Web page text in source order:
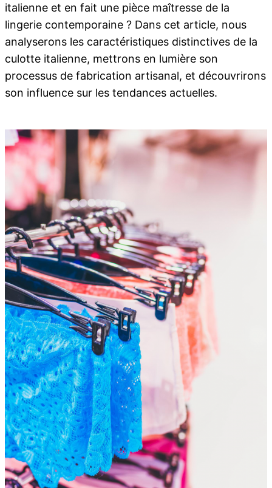
italienne et en fait une pièce maîtresse de la
lingerie contemporaine ? Dans cet article, nous
analyserons les caractéristiques distinctives de la
culotte italienne, mettrons en lumière son
processus de fabrication artisanal, et découvrirons
son influence sur les tendances actuelles.